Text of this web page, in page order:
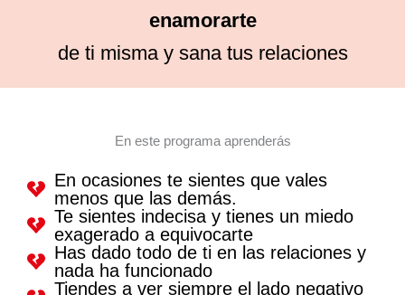
enamorarte
de ti misma y sana tus relaciones
En este programa aprenderás
En ocasiones te sientes que vales
menos que las demás.
Te sientes indecisa y tienes un miedo
exagerado a equivocarte
Has dado todo de ti en las relaciones y
nada ha funcionado
Tiendes a ver siempre el lado negativo